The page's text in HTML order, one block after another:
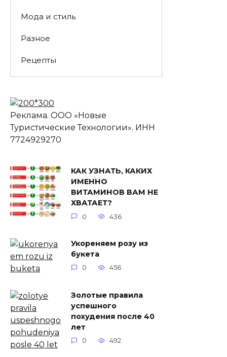
Мода и стиль
Разное
Рецепты
Реклама. ООО «Новые
Туристические Технологии». ИНН
7724929270
КАК УЗНАТЬ, КАКИХ
ИМЕННО
ВИТАМИНОВ ВАМ НЕ
ХВАТАЕТ?
0 436
Укореняем розу из
букета
0 456
Золотые правила
успешного
похудения после 40
лет
0 492